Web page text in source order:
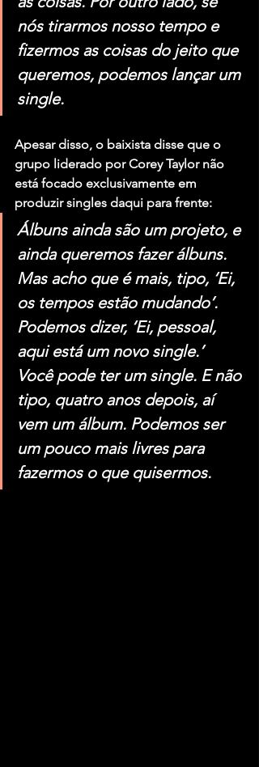
nós tirarmos nosso tempo e
fizermos as coisas do jeito que
queremos, podemos lançar um
single.
Apesar disso, o baixista disse que o
grupo liderado por Corey Taylor não
está focado exclusivamente em
produzir singles daqui para frente:
Álbuns ainda são um projeto, e
ainda queremos fazer álbuns.
Mas acho que é mais, tipo, ‘Ei,
os tempos estão mudando’.
Podemos dizer, ‘Ei, pessoal,
aqui está um novo single.’
Você pode ter um single. E não
tipo, quatro anos depois, aí
vem um álbum. Podemos ser
um pouco mais livres para
fazermos o que quisermos.